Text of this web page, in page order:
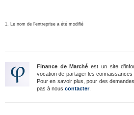
1. Le nom de l’entreprise a été modifié
Finance de Marché est un site
vocation de partager les connaissances
Pour en savoir plus, pour des
pas à nous contacter.